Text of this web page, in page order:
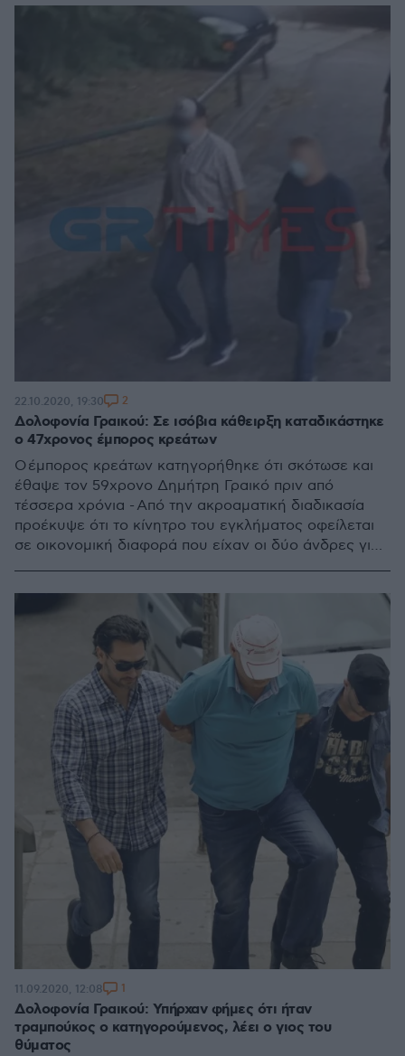
Δολοφονία Γραικού: Σε ισόβια κάθειρξη καταδικάστηκε
ο 47χρονος έμπορος κρεάτων
Ο έμπορος κρεάτων κατηγορήθηκε ότι σκότωσε και
έθαψε τον 59χρονο Δημήτρη Γραικό πριν από
τέσσερα χρόνια - Από την ακροαματική διαδικασία
προέκυψε ότι το κίνητρο του εγκλήματος οφείλεται
σε οικονομική διαφορά που είχαν οι δύο άνδρες για
22.10.2020, 19:30 2
Δολοφονία Γραικού: Υπήρχαν φήμες ότι ήταν
τραμπούκος ο κατηγορούμενος, λέει ο γιος του
θύματος
11.09.2020, 12:08 1